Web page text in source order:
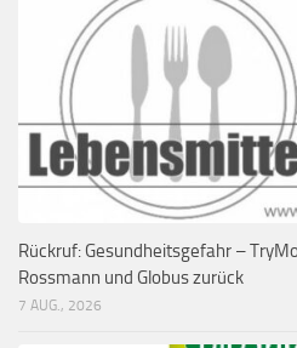
Rückruf: Gesundheitsgefahr –
Rossmann und Globus zurück
7 AUG., 2026